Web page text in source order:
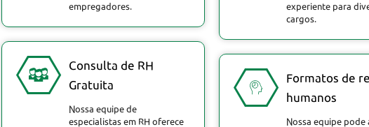
empregadores.
Consulta de RH
Gratuita
Nossa equipe de
especialistas em RH oferece
experiente para
cargos.
Formatos de
humanos
Nossa equipe pode